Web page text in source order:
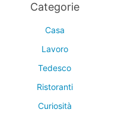
Categorie
Casa
Lavoro
Tedesco
Ristoranti
Curiosità